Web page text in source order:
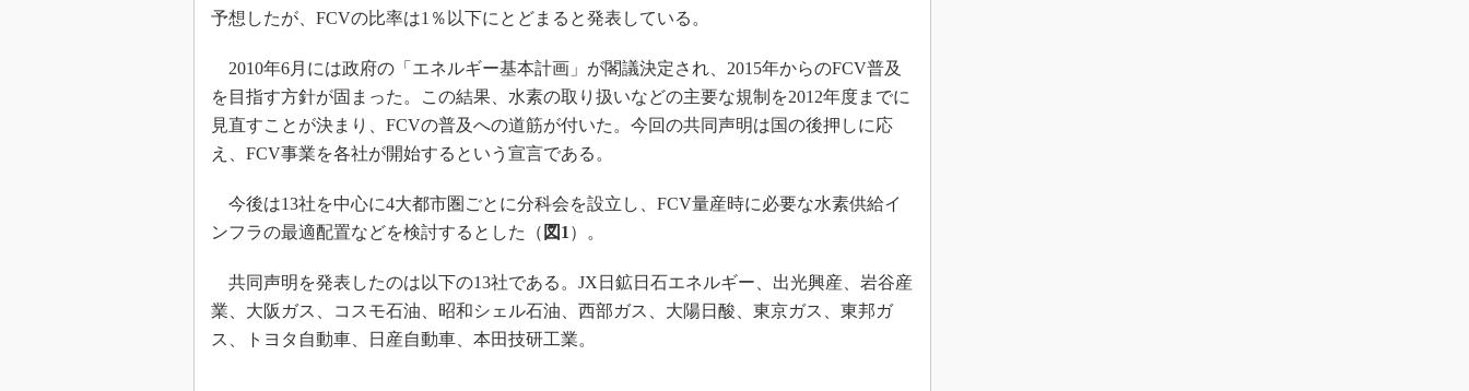
予想したが、FCVの比率は1％以下にとどまると発表している。
2010年6月には政府の「エネルギー基本計画」が閣議決定され、2015年からのFCV普及
を目指す方針が固まった。この結果、水素の取り扱いなどの主要な規制を2012年度までに
見直すことが決まり、FCVの普及への道筋が付いた。今回の共同声明は国の後押しに応
え、FCV事業を各社が開始するという宣言である。
今後は13社を中心に4大都市圏ごとに分科会を設立し、FCV量産時に必要な水素供給イ
ンフラの最適配置などを検討するとした（ 図1 ）。
共同声明を発表したのは以下の13社である。JX日鉱日石エネルギー、出光興産、岩谷産
業、大阪ガス、コスモ石油、昭和シェル石油、西部ガス、大陽日酸、東京ガス、東邦ガ
ス、トヨタ自動車、日産自動車、本田技研工業。